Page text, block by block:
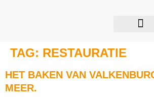
TAG: RESTAURATIE
HET BAKEN VAN
MEER.